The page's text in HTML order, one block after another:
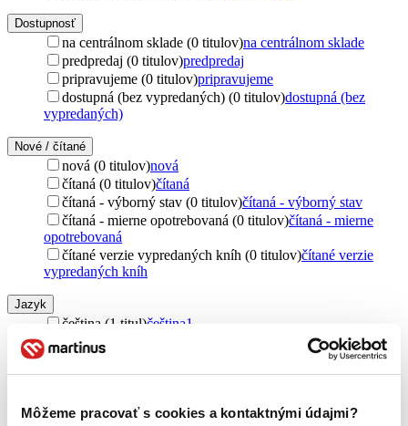
Môžeme pracovať s cookies a kontaktnými údajmi?
Dostupnosť
na centrálnom sklade (0 titulov)na centrálnom sklade
predpredaj (0 titulov)predpredaj
pripravujeme (0 titulov)pripravujeme
dostupná (bez vypredaných) (0 titulov)dostupná (bez
vypredaných)
Nové / čítané
nová (0 titulov)nová
čítaná (0 titulov)čítaná
čítaná - výborný stav (0 titulov)čítaná - výborný stav
čítaná - mierne opotrebovaná (0 titulov)čítaná - mierne
opotrebovaná
čítané verzie vypredaných kníh (0 titulov)čítané verzie
vypredaných kníh
Jazyk
čeština (1 titul)čeština1
Téma
ľudské práva (1 titul)ľudské práva1
Autor